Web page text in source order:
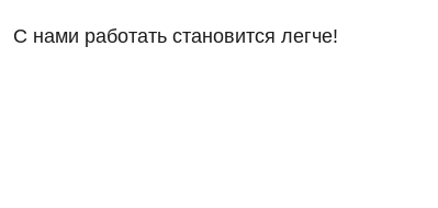
С нами работать становится легче!